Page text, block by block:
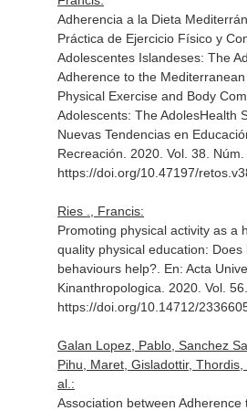
Adherencia a la Dieta
Práctica de Ejercicio Físico y
Adolescentes Islandeses: The
Adherence to the
Physical Exercise and Body
Adolescents: The AdolesHealth
Nuevas Tendencias en
Recreación . 2020. Vol. 38.
https://doi.org/10.47197/
Ries ., Francis:
Promoting physical activity as a
quality physical education:
behaviours help?. En: Acta
Kinanthropologica . 2020. Vol.
https://doi.org/10.14712/
Galan Lopez, Pablo, Sanchez
Pihu, Maret, Gisladottir,
al.:
Association between